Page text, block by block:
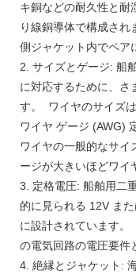
キ銅などの耐久性と耐
り線銅導体で構成さ
側ジャケット内でペア
2. サイズとゲージ: 船
に対応するために、さ
す。 ワイヤのサイズ
ワイヤ ゲージ (AWG)
ワイヤの一般的なサイ
ージが大きいほどワイ
3. 定格電圧: 船舶用二
的に見られる 12V ま
に設計されています
の電気回路の電圧要件
4. 絶縁とジャケット: